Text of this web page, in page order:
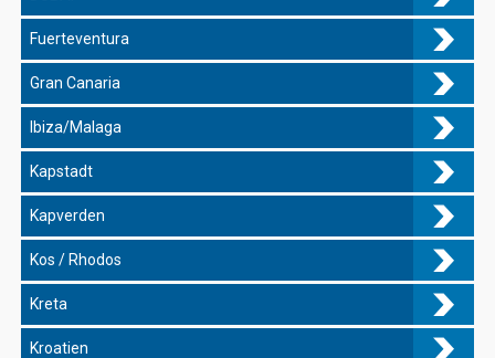
Fuerteventura
Gran Canaria
Ibiza/Malaga
Kapstadt
Kapverden
Kos / Rhodos
Kreta
Kroatien